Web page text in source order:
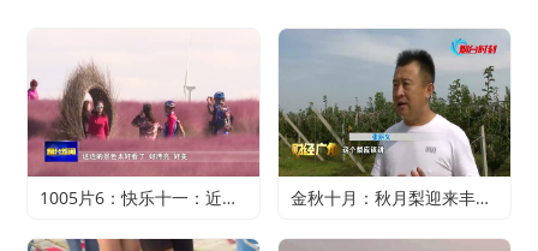
1005片6：快乐十一：近郊游火爆 家门口轻松过假期 金秋十月：秋月梨迎来丰收 农户赚得满心欢喜